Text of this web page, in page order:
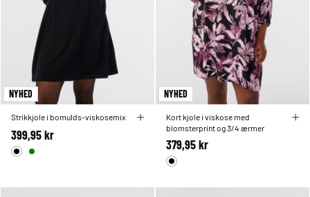
NYHED
Strikkjole i bomulds-viskosemix
399,95 kr
NYHED
Kort kjole i viskose med
blomsterprint og 3/4 ærmer
379,95 kr